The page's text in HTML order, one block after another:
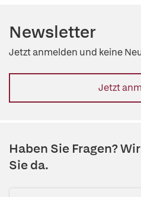
Newsletter
Jetzt anmelden und keine
Jetzt
Haben Sie Fragen?
Sie da.